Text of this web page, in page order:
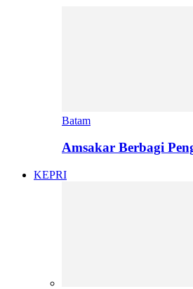
Batam
Amsakar Berbagi
KEPRI